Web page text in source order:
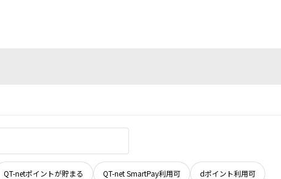
QT-netポイントが貯まる QT-net SmartPay利用可 dポイント利用可